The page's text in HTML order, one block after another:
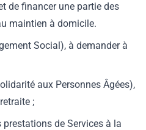
de financer une partie des
maintien à domicile.
Social), à demander à
aux Personnes Âgées),
;
prestations de Services à la